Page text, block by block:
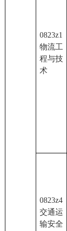
0823z1
物流工
程与技
术
0823z4
交通运
输安全